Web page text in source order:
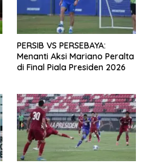
PERSIB VS PERSEBAYA:
Menanti Aksi Mariano Peralta
di Final Piala Presiden 2026